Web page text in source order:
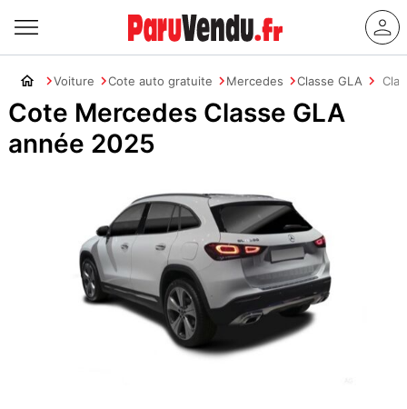
Voiture Cote auto gratuite Mercedes Classe GLA
Cote Mercedes Classe GLA
année 2025